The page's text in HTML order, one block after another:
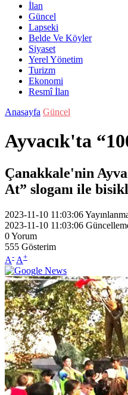
İlan
Güncel
Lapseki
Belde Ve Köyler
Siyaset
Yerel Yönetim
Turizm
Ekonomi
Resmî İlan
Anasayfa Güncel
Ayvacık'ta
Çanakkale'nin
At” sloganı ile
2023-11-10 11:03:06
2023-11-10 11:03:06
0Yorum
555 Gösterim
A- A+